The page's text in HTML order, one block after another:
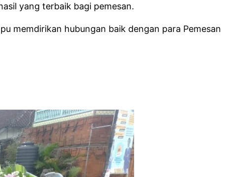
yang terbaik bagi pemesan.
memdirikan hubungan baik dengan para Pemesan